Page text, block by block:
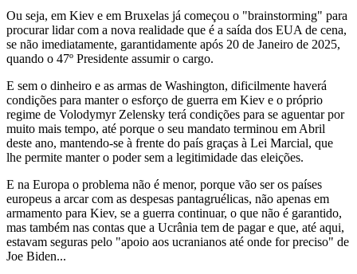
Ou seja, em Kiev e em Bruxelas já começou o "brainstorming" para
procurar lidar com a nova realidade que é a saída dos EUA de cena,
se não imediatamente, garantidamente após 20 de Janeiro de 2025,
quando o 47º Presidente assumir o cargo.
E sem o dinheiro e as armas de Washington, dificilmente haverá
condições para manter o esforço de guerra em Kiev e o próprio
regime de Volodymyr Zelensky terá condições para se aguentar por
muito mais tempo, até porque o seu mandato terminou em Abril
deste ano, mantendo-se à frente do país graças à Lei Marcial, que
lhe permite manter o poder sem a legitimidade das eleições.
E na Europa o problema não é menor, porque vão ser os países
europeus a arcar com as despesas pantagruélicas, não apenas em
armamento para Kiev, se a guerra continuar, o que não é garantido,
mas também nas contas que a Ucrânia tem de pagar e que, até aqui,
estavam seguras pelo "apoio aos ucranianos até onde for preciso" de
Joe Biden...